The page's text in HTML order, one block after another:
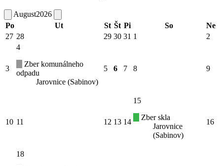
August2026
Po
Ut St Št Pi So
Ne
27 28 29 30 31 1 2
3
4
Zber komunálneho
odpadu
Jarovnice (Sabinov)
5 6 7 8 9
10 11 12 13 14
15
Zber skla
Jarovnice
(Sabinov)
16
18